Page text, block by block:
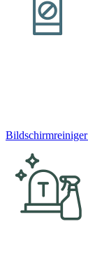
Bildschirmreiniger